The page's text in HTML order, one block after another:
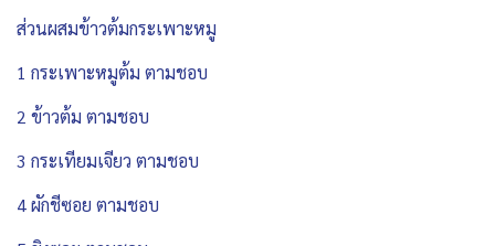
ส่วนผสมข้าวต้มกระเพาะหมู
1 กระเพาะหมูต้ม ตามชอบ
2 ข้าวต้ม ตามชอบ
3 กระเทียมเจียว ตามชอบ
4 ผักชีซอย ตามชอบ